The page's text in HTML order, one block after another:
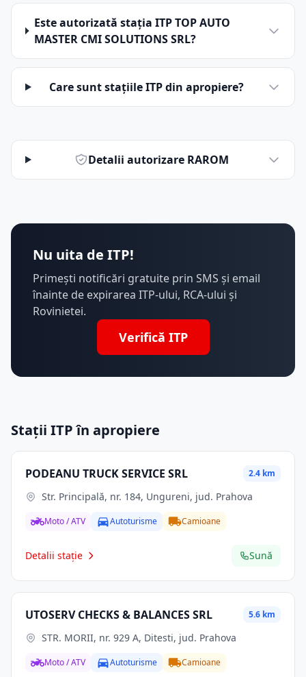
Este autorizată stația ITP TOP AUTO
MASTER CMI SOLUTIONS SRL?
Care sunt stațiile ITP din apropiere?
Detalii autorizare RAROM
Nu uita de ITP!
Primești notificări gratuite prin SMS și email
înainte de expirarea ITP-ului, RCA-ului și
Rovinietei.
Verifică ITP
Stații ITP în apropiere
PODEANU TRUCK SERVICE SRL 2.4 km
Str. Principală, nr. 184, Ungureni, jud. Prahova
Moto / ATV Autoturisme Camioane
Detalii stație Sună
UTOSERV CHECKS & BALANCES SRL 5.6 km
STR. MORII, nr. 929 A, Ditesti, jud. Prahova
Moto / ATV Autoturisme Camioane